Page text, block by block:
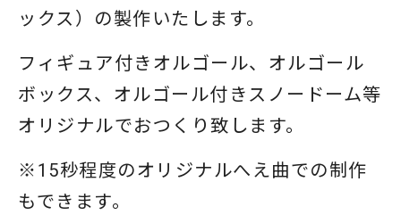
ックス）の製作いたします。
フィギュア付きオルゴール、オルゴール
ボックス、オルゴール付きスノードーム等
オリジナルでおつくり致します。
※15秒程度のオリジナルへえ曲での制作
もできます。